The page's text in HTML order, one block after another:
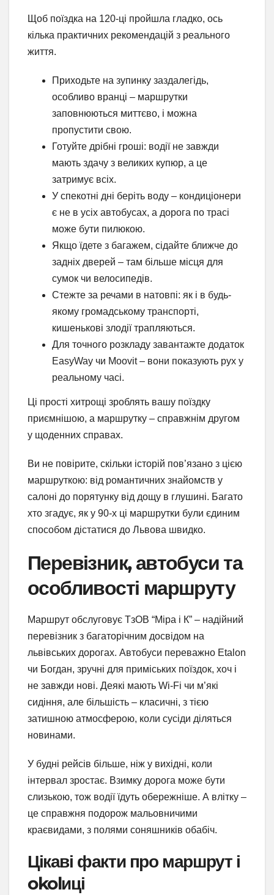
Щоб поїздка на 120-ці пройшла гладко, ось
кілька практичних рекомендацій з реального
життя.
Приходьте на зупинку заздалегідь,
особливо вранці – маршрутки
заповнюються миттєво, і можна
пропустити свою.
Готуйте дрібні гроші: водії не завжди
мають здачу з великих купюр, а це
затримує всіх.
У спекотні дні беріть воду – кондиціонери
є не в усіх автобусах, а дорога по трасі
може бути пилюкою.
Якщо їдете з багажем, сідайте ближче до
задніх дверей – там більше місця для
сумок чи велосипедів.
Стежте за речами в натовпі: як і в будь-
якому громадському транспорті,
кишенькові злодії трапляються.
Для точного розкладу завантажте додаток
EasyWay чи Moovit – вони показують рух у
реальному часі.
Ці прості хитрощі зроблять вашу поїздку
приємнішою, а маршрутку – справжнім другом
у щоденних справах.
Ви не повірите, скільки історій пов’язано з цією
маршруткою: від романтичних знайомств у
салоні до порятунку від дощу в глушині. Багато
хто згадує, як у 90-х ці маршрутки були єдиним
способом дістатися до Львова швидко.
Перевізник, автобуси та
особливості маршруту
Маршрут обслуговує ТзОВ “Міра і К” – надійний
перевізник з багаторічним досвідом на
львівських дорогах. Автобуси переважно Etalon
чи Богдан, зручні для приміських поїздок, хоч і
не завжди нові. Деякі мають Wi-Fi чи м’які
сидіння, але більшість – класичні, з тією
затишною атмосферою, коли сусіди діляться
новинами.
У будні рейсів більше, ніж у вихідні, коли
інтервал зростає. Взимку дорога може бути
слизькою, тож водії їдуть обережніше. А влітку –
це справжня подорож мальовничими
краєвидами, з полями соняшників обабіч.
Цікаві факти про маршрут і
okolиці